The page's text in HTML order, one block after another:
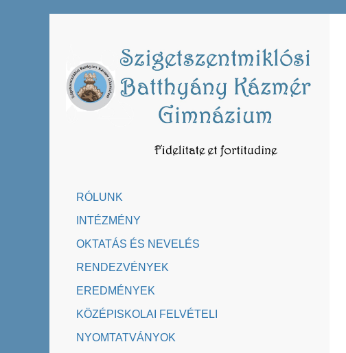
RÓLUNK
INTÉZMÉNY
OKTATÁS ÉS NEVELÉS
RENDEZVÉNYEK
EREDMÉNYEK
KÖZÉPISKOLAI FELVÉTELI
NYOMTATVÁNYOK